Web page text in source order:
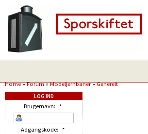
Home»Forum»Modeljernbaner»Generelt
LOG IND
Brugernavn: *
Adgangskode: *